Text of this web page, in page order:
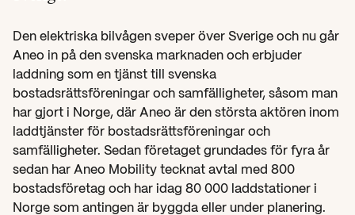
Den elektriska bilvågen sveper över Sverige och nu går
Aneo in på den svenska marknaden och erbjuder
laddning som en tjänst till svenska
bostadsrättsföreningar och samfälligheter, såsom man
har gjort i Norge, där Aneo är den största aktören inom
laddtjänster för bostadsrättsföreningar och
samfälligheter. Sedan företaget grundades för fyra år
sedan har Aneo Mobility tecknat avtal med 800
bostadsföretag och har idag 80 000 laddstationer i
Norge som antingen är byggda eller under planering.